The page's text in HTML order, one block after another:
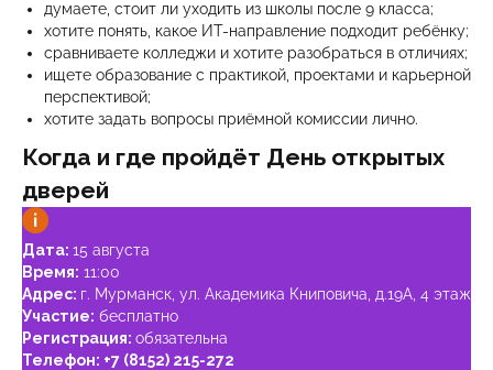
думаете, стоит ли уходить из школы после 9 класса;
хотите понять, какое ИТ-направление подходит ребёнку;
сравниваете колледжи и хотите разобраться в отличиях;
ищете образование с практикой, проектами и карьерной
перспективой;
хотите задать вопросы приёмной комиссии лично.
Когда и где пройдёт День открытых
дверей
Дата: 15 августа
Время: 11:00
Адрес: г. Мурманск, ул. Академика Книповича, д.19А, 4 этаж
Участие: бесплатно
Регистрация: обязательна
Телефон: +7 (8152) 215-272